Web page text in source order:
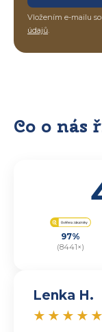
Vložením e-mailu
údajů.
Co o nás
97%
(8441×)
Lenka H.
★ ★ ★ ★ ★